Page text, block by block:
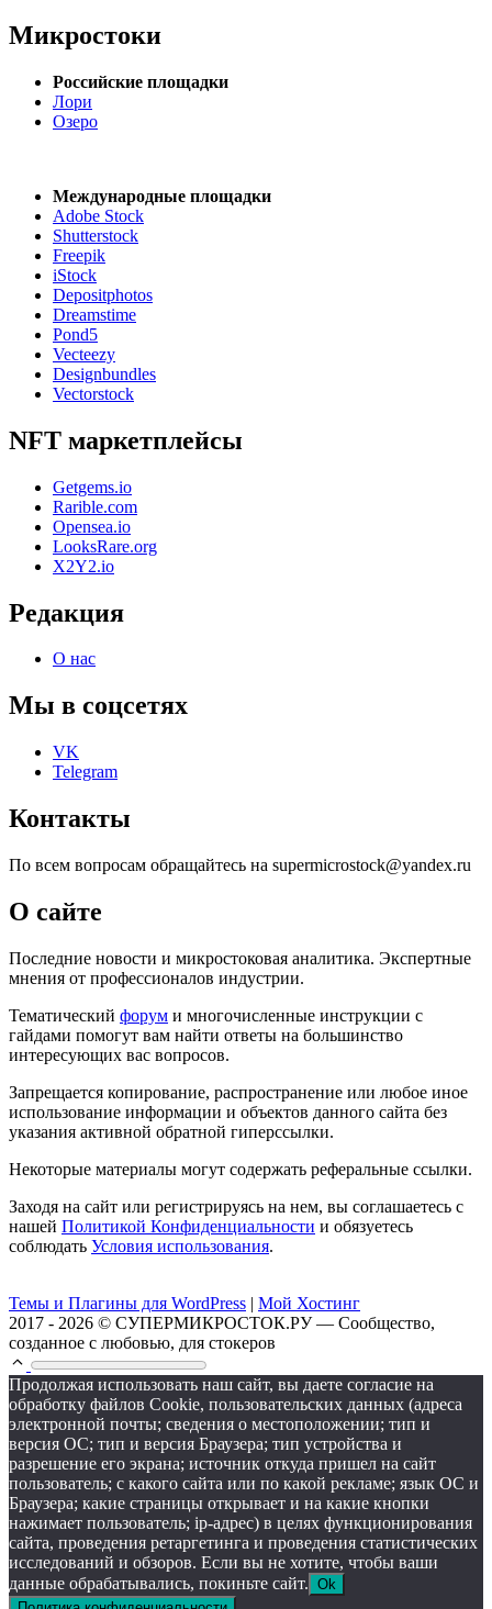
Микростоки
Российские площадки
Лори
Озеро
Международные площадки
Adobe Stock
Shutterstock
Freepik
iStock
Depositphotos
Dreamstime
Pond5
Vecteezy
Designbundles
Vectorstock
NFT маркетплейсы
Getgems.io
Rarible.com
Opensea.io
LooksRare.org
X2Y2.io
Редакция
О нас
Мы в соцсетях
VK
Telegram
Контакты
По всем вопросам обращайтесь на supermicrostock@yandex.ru
О сайте
Последние новости и микростоковая аналитика. Экспертные
мнения от профессионалов индустрии.
Тематический форум и многочисленные инструкции с
гайдами помогут вам найти ответы на большинство
интересующих вас вопросов.
Запрещается копирование, распространение или любое иное
использование информации и объектов данного сайта без
указания активной обратной гиперссылки.
Некоторые материалы могут содержать реферальные ссылки.
Заходя на сайт или регистрируясь на нем, вы соглашаетесь с
нашей Политикой Конфиденциальности и обязуетесь
соблюдать Условия использования.
Темы и Плагины для WordPress | Мой Хостинг
2017 - 2026 © СУПЕРМИКРОСТОК.РУ — Сообщество,
созданное с любовью, для стокеров
Продолжая использовать наш сайт, вы даете согласие на
обработку файлов Cookie, пользовательских данных (адреса
электронной почты; сведения о местоположении; тип и
версия ОС; тип и версия Браузера; тип устройства и
разрешение его экрана; источник откуда пришел на сайт
пользователь; с какого сайта или по какой рекламе; язык ОС и
Браузера; какие страницы открывает и на какие кнопки
нажимает пользователь; ip-адрес) в целях функционирования
сайта, проведения ретаргетинга и проведения статистических
исследований и обзоров. Если вы не хотите, чтобы ваши
данные обрабатывались, покиньте сайт. Ok